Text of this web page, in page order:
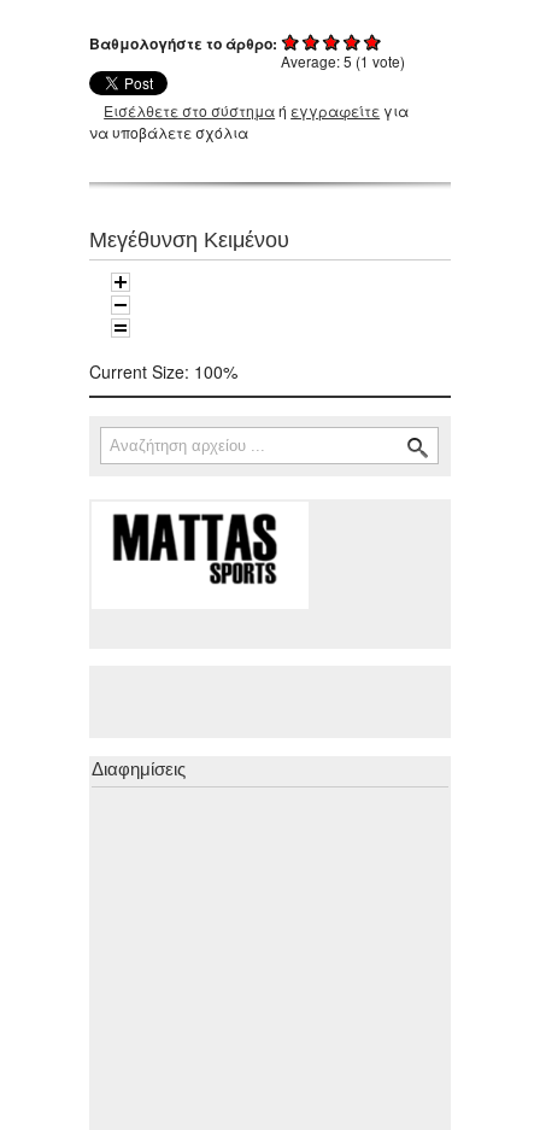
Βαθμολογήστε το άρθρο:
Average:5 (1 vote)
Εισέλθετε στο σύστημαή εγγραφείτε για
να υποβάλετε σχόλια
Μεγέθυνση Κειμένου
Current Size: 100%
Φόρμα αναζήτησης
Αναζήτηση
Διαφημίσεις